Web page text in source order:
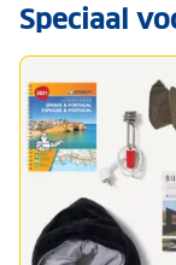
Speciaal